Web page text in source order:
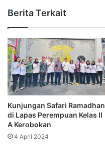
Berita Terkait
Kunjungan Safari Ramadhan
di Lapas Perempuan Kelas II
A Kerobokan
4 April 2024